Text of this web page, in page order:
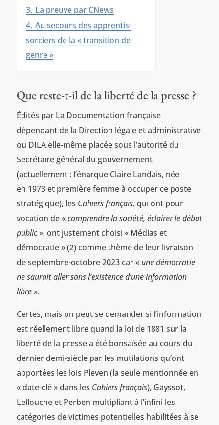
3. La preuve par CNews
4. Au secours des apprentis-
sorciers de la « transition de
genre »
Que reste-t-il de la liberté de la presse ?
Édités par La Documentation française
dépendant de la Direction légale et administrative
ou DILA elle-même placée sous l’autorité du
Secrétaire général du gouvernement
(actuellement : l’énarque Claire Landais, née
en 1973 et première femme à occuper ce poste
stratégique), les Cahiers français, qui ont pour
vocation de «comprendre la société, éclairer le débat
public», ont justement choisi « Médias et
démocratie » (2) comme thème de leur livraison
de septembre-octobre 2023 car « une démocratie
ne saurait aller sans l’existence d’une information
libre».
Certes, mais on peut se demander si l’information
est réellement libre quand la loi de 1881 sur la
liberté de la presse a été bonsaïsée au cours du
dernier demi-siècle par les mutilations qu’ont
apportées les lois Pleven (la seule mentionnée en
« date-clé » dans les Cahiers français), Gayssot,
Lellouche et Perben multipliant à l’infini les
catégories de victimes potentielles habilitées à se